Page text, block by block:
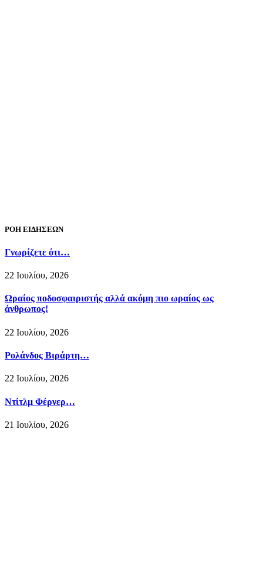
ΡΟΗ ΕΙΔΗΣΕΩΝ
Γνωρίζετε ότι…
22 Ιουλίου, 2026
Ωραίος ποδοσφαιριστής αλλά ακόμη πιο ωραίος ως
άνθρωπος!
22 Ιουλίου, 2026
Ρολάνδος Βιράρτη…
22 Ιουλίου, 2026
Ντίτλμ Φέρνερ…
21 Ιουλίου, 2026